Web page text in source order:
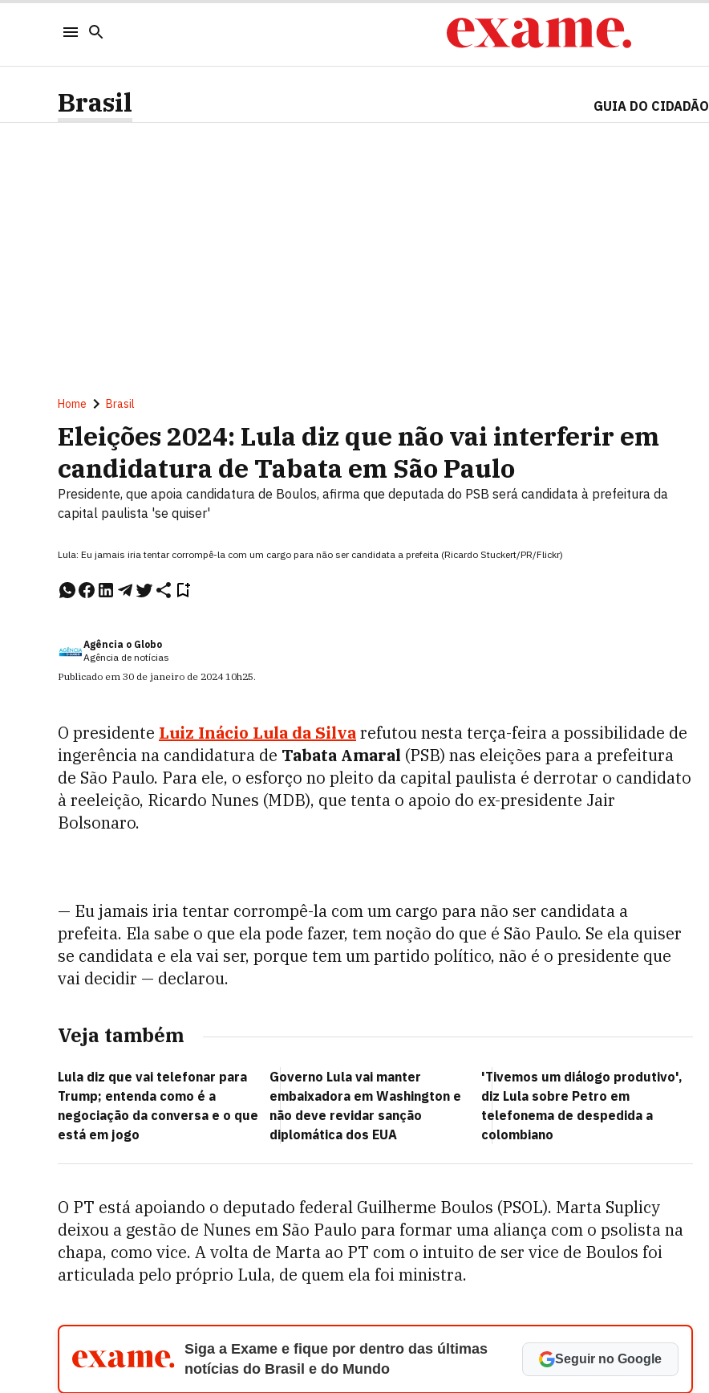
Brasil GUIA DO CIDADÃO
Home Brasil
Eleições 2024: Lula diz que não vai interferir em
candidatura de Tabata em São Paulo
Presidente, que apoia candidatura de Boulos, afirma que deputada do PSB será candidata à prefeitura da
capital paulista 'se quiser'
Lula: Eu jamais iria tentar corrompê-la com um cargo para não ser candidata a prefeita (Ricardo Stuckert/PR/Flickr)
Agência o Globo
Agência de notícias
Publicado em 30 de janeiro de 2024 10h25.
O presidente Luiz Inácio Lula da Silvarefutou nesta terça-feira a possibilidade de
ingerência na candidatura de Tabata Amaral (PSB) nas eleições para a prefeitura
de São Paulo. Para ele, o esforço no pleito da capital paulista é derrotar o candidato
à reeleição, Ricardo Nunes (MDB), que tenta o apoio do ex-presidente Jair
Bolsonaro.
— Eu jamais iria tentar corrompê-la com um cargo para não ser candidata a
prefeita. Ela sabe o que ela pode fazer, tem noção do que é São Paulo. Se ela quiser
se candidata e ela vai ser, porque tem um partido político, não é o presidente que
vai decidir — declarou.
Veja também
Lula diz que vai telefonar para
Trump; entenda como é a
negociação da conversa e o que
está em jogo
Governo Lula vai manter
embaixadora em Washington e
não deve revidar sanção
diplomática dos EUA
'Tivemos um diálogo produtivo',
diz Lula sobre Petro em
telefonema de despedida a
colombiano
O PT está apoiando o deputado federal Guilherme Boulos (PSOL). Marta Suplicy
deixou a gestão de Nunes em São Paulo para formar uma aliança com o psolista na
chapa, como vice. A volta de Marta ao PT com o intuito de ser vice de Boulos foi
articulada pelo próprio Lula, de quem ela foi ministra.
Siga a Exame e fique por dentro das últimas
notícias do Brasil e do Mundo
Seguir no Google